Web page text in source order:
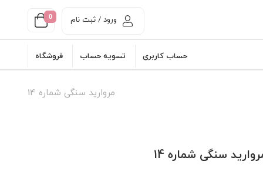
0 ورود / ثبت نام
حساب کاربری تسویه حساب فروشگاه
مروارید سنگی شماره 14
سنگی شماره 14